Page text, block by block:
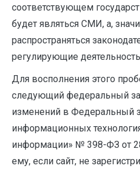
соответствующем
будет являться СМИ, а,
распространяться
регулирующие
Для восполнения этого
следующий федеральный
изменений в Федеральный
информационных
информации» № 398-ФЗ от
ему, если сайт, не